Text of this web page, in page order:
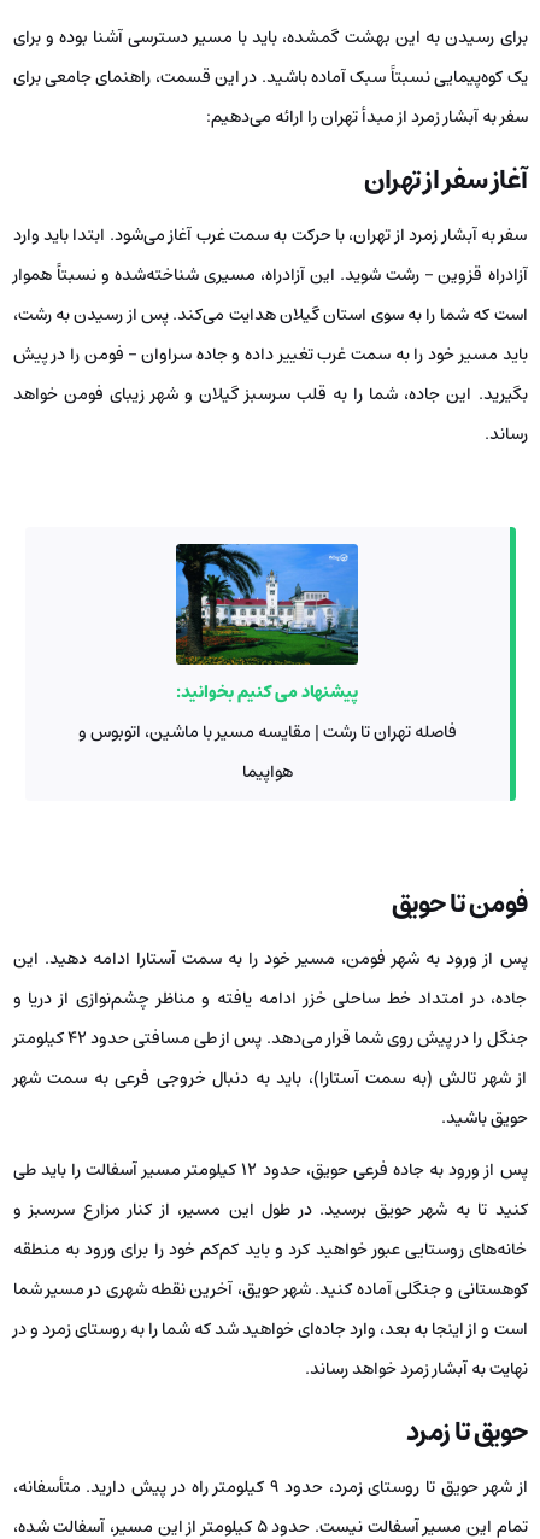
برای رسیدن به این بهشت گمشده، باید با مسیر دسترسی آشنا بوده و برای
یک کوه‌پیمایی نسبتاً سبک آماده باشید. در این قسمت، راهنمای جامعی برای
سفر به آبشار زمرد از مبدأ تهران را ارائه می‌دهیم:
آغاز سفر از تهران
سفر به آبشار زمرد از تهران، با حرکت به سمت غرب آغاز می‌شود. ابتدا باید وارد
آزادراه قزوین – رشت شوید. این آزادراه، مسیری شناخته‌شده و نسبتاً هموار
است که شما را به سوی استان گیلان هدایت می‌کند. پس از رسیدن به رشت،
باید مسیر خود را به سمت غرب تغییر داده و جاده سراوان – فومن را در پیش
بگیرید. این جاده، شما را به قلب سرسبز گیلان و شهر زیبای فومن خواهد
رساند.
پیشنهاد می کنیم بخوانید:
فاصله تهران تا رشت | مقایسه مسیر با ماشین، اتوبوس و
هواپیما
فومن تا حویق
پس از ورود به شهر فومن، مسیر خود را به سمت آستارا ادامه دهید. این
جاده، در امتداد خط ساحلی خزر ادامه یافته و مناظر چشم‌نوازی از دریا و
جنگل را در پیش روی شما قرار می‌دهد. پس از طی مسافتی حدود ۴۲ کیلومتر
از شهر تالش (به سمت آستارا)، باید به دنبال خروجی فرعی به سمت شهر
حویق باشید.
پس از ورود به جاده فرعی حویق، حدود ۱۲ کیلومتر مسیر آسفالت را باید طی
کنید تا به شهر حویق برسید. در طول این مسیر، از کنار مزارع سرسبز و
خانه‌های روستایی عبور خواهید کرد و باید کم‌کم خود را برای ورود به منطقه
کوهستانی و جنگلی آماده کنید. شهر حویق، آخرین نقطه شهری در مسیر شما
است و از اینجا به بعد، وارد جاده‌ای خواهید شد که شما را به روستای زمرد و در
نهایت به آبشار زمرد خواهد رساند.
حویق تا زمرد
از شهر حویق تا روستای زمرد، حدود ۹ کیلومتر راه در پیش دارید. متأسفانه،
تمام این مسیر آسفالت نیست. حدود ۵ کیلومتر از این مسیر، آسفالت شده،